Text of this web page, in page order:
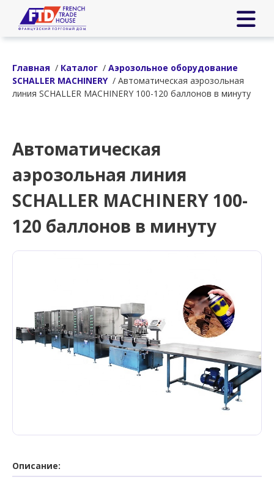
Главная / Каталог / Аэрозольное оборудование
SCHALLER MACHINERY/ Автоматическая аэрозольная
линия SCHALLER MACHINERY 100-120 баллонов в минуту
Автоматическая
аэрозольная линия
SCHALLER MACHINERY 100-
120 баллонов в минуту
Описание: